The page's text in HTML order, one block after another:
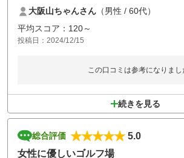
れるのが最高です。食事も美味しいし、浴室など
す。一緒にいった家内、息子も高く評価していま
高めだと思いますが、十分満足できるゴルフ場で
ら利用します。
大阪山ちゃんさん （男性 / 60代）
平均スコア：120～
投稿日：2024/12/15
この口コミは参考になりまし
続きを見る
総合評価
5.0
女性に優しいゴルフ場